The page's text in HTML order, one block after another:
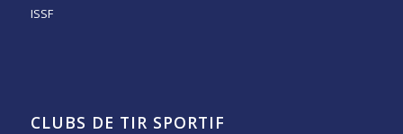
ISSF
CLUBS DE TIR SPORTIF